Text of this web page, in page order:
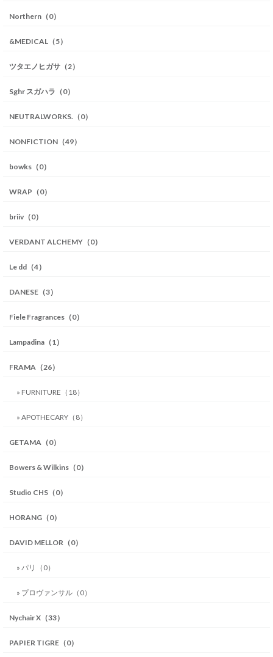
Northern（0）
&MEDICAL（5）
ツタエノヒガサ（2）
Sghr スガハラ（0）
NEUTRALWORKS.（0）
NONFICTION（49）
bowks（0）
WRAP（0）
briiv（0）
VERDANT ALCHEMY（0）
Le dd（4）
DANESE（3）
Fiele Fragrances（0）
Lampadina（1）
FRAMA（26）
» FURNITURE（18）
» APOTHECARY（8）
GETAMA（0）
Bowers & Wilkins（0）
Studio CHS（0）
HORANG（0）
DAVID MELLOR（0）
» パリ（0）
» プロヴァンサル（0）
Nychair X（33）
PAPIER TIGRE（0）